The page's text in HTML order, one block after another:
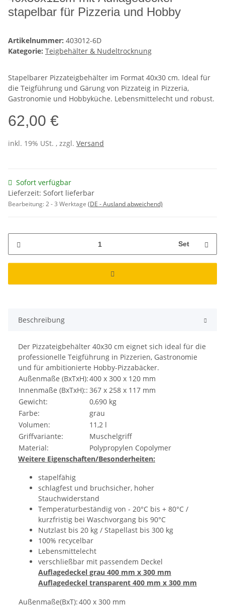
stapelbar für Pizzeria und Hobby
Artikelnummer: 403012-6D
Kategorie: Teigbehälter & Nudeltrocknung
Stapelbarer Pizzateigbehälter im Format 40x30 cm. Ideal für
die Teigführung und Gärung von Pizzateig in Pizzeria,
Gastronomie und Hobbyküche. Lebensmittelecht und robust.
62,00 €
inkl. 19% USt. , zzgl. Versand
Sofort verfügbar
Lieferzeit: Sofort lieferbar
Bearbeitung:2 - 3 Werktage (DE - Ausland abweichend)
Set
Beschreibung
Der Pizzateigbehälter 40x30 cm eignet sich ideal für die
professionelle Teigführung in Pizzerien, Gastronomie
und für ambitionierte Hobby-Pizzabäcker.
Außenmaße (BxTxH):400 x 300 x 120 mm
Innenmaße (BxTxH):: 367 x 258 x 117 mm
Gewicht:
0,690 kg
Farbe:
grau
Volumen:
11,2 l
Griffvariante:
Muschelgriff
Material:
Polypropylen Copolymer
Weitere Eigenschaften/Besonderheiten:
stapelfähig
schlagfest und bruchsicher, hoher
Stauchwiderstand
Temperaturbeständig von - 20°C bis + 80°C /
kurzfristig bei Waschvorgang bis 90°C
Nutzlast bis 20 kg / Stapellast bis 300 kg
100% recycelbar
Lebensmittelecht
verschließbar mit passendem Deckel
Auflagedeckel grau 400 mm x 300 mm
Auflagedeckel transparent 400 mm x 300 mm
Außenmaße(BxT):400 x 300 mm